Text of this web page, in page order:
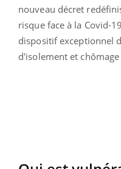
nouveau décret
risque face à la Covid-
dispositif exceptionnel
d'isolement et